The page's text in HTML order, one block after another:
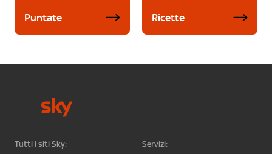
Puntate Ricette
Tutti i siti Sky:
Servizi: